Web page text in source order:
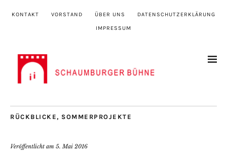
KONTAKT VORSTAND ÜBER UNS DATENSCHUTZERKLÄRUNG
IMPRESSUM
RÜCKBLICKE, SOMMERPROJEKTE
Veröffentlicht am 5. Mai 2016